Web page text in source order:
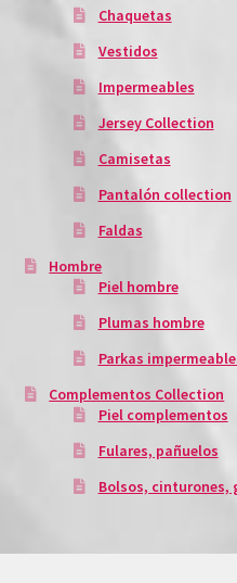
Chaquetas
Vestidos
Impermeables
Jersey Collection
Camisetas
Pantalón collection
Faldas
Hombre
Piel hombre
Plumas hombre
Parkas
Complementos Collection
Piel complementos
Fulares, pañuelos
Bolsos, cinturones,